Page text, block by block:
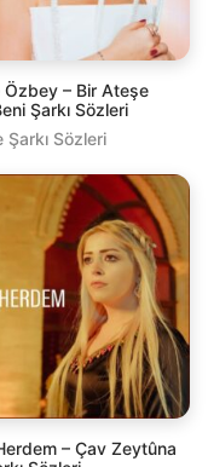
Özbey – Bir Ateşe
Şarkı Sözleri
Şarkı Sözleri
– Çav Zeytûna